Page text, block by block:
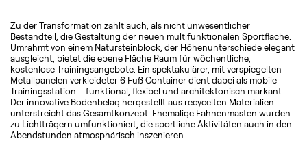
Zu der Transformation zählt auch, als nicht unwesentlicher
Bestandteil, die Gestaltung der neuen multifunktionalen Sportfläche.
Umrahmt von einem Natursteinblock, der Höhenunterschiede elegant
ausgleicht, bietet die ebene Fläche Raum für wöchentliche,
kostenlose Trainingsangebote. Ein spektakulärer, mit verspiegelten
Metallpanelen verkleideter 6 Fuß Container dient dabei als mobile
Trainingsstation – funktional, flexibel und architektonisch markant.
Der innovative Bodenbelag hergestellt aus recycelten Materialien
unterstreicht das Gesamtkonzept. Ehemalige Fahnenmasten wurden
zu Lichtträgern umfunktioniert, die sportliche Aktivitäten auch in den
Abendstunden atmosphärisch inszenieren.